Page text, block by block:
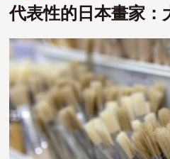
代表性的日本畫家